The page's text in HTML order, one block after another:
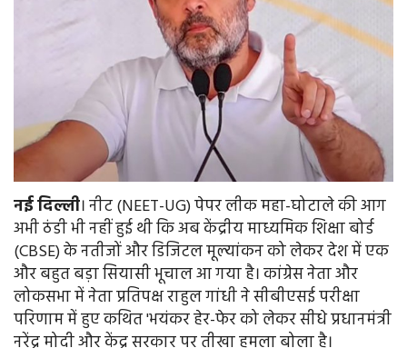
नईदिल्ली। नीट (NEET-UG) पेपर लीक महा-घोटाले की आग
अभी ठंडी भी नहीं हुई थी कि अब केंद्रीय माध्यमिक शिक्षा बोर्ड
(CBSE) के नतीजों और डिजिटल मूल्यांकन को लेकर देश में एक
और बहुत बड़ा सियासी भूचाल आ गया है। कांग्रेस नेता और
लोकसभा में नेता प्रतिपक्ष राहुल गांधी ने सीबीएसई परीक्षा
परिणाम में हुए कथित 'भयंकर हेर-फेर को लेकर सीधे प्रधानमंत्री
नरेंद्र मोदी और केंद्र सरकार पर तीखा हमला बोला है।